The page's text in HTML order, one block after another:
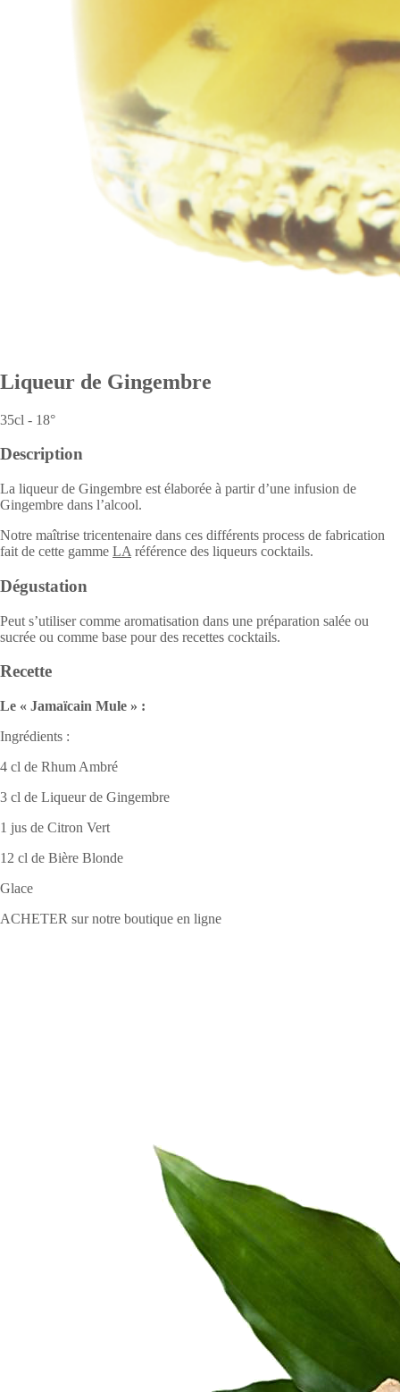
Liqueur de Gingembre
35cl - 18°
Description
La liqueur de Gingembre est élaborée à partir d’une infusion de
Gingembre dans l’alcool.
Notre maîtrise tricentenaire dans ces différents process de fabrication
fait de cette gamme LA référence des liqueurs cocktails.
Dégustation
Peut s’utiliser comme aromatisation dans une préparation salée ou
sucrée ou comme base pour des recettes cocktails.
Recette
Le « Jamaïcain Mule » :
Ingrédients :
4 cl de Rhum Ambré
3 cl de Liqueur de Gingembre
1 jus de Citron Vert
12 cl de Bière Blonde
Glace
ACHETER sur notre boutique en ligne